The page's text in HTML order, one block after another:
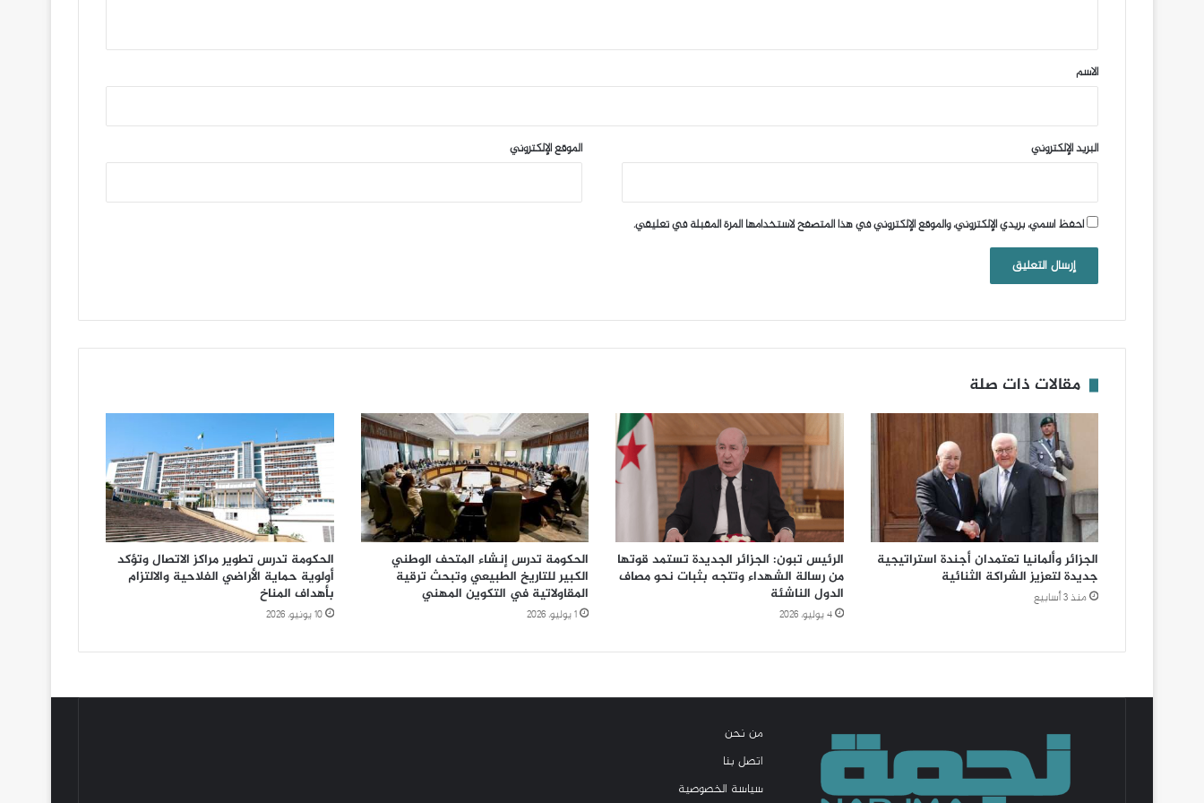
*
الاسم
البريد الإلكتروني الموقع الإلكتروني
احفظ اسمي، بريدي الإلكتروني، والموقع الإلكتروني في هذا المتصفح لاستخدامها المرة المقبلة في تعليقي.
مقالات ذات صلة
الجزائر وألمانيا تعتمدان أجندة استراتيجية
جديدة لتعزيز الشراكة الثنائية
منذ 3 أسابيع
الرئيس تبون: الجزائر الجديدة تستمد قوتها
من رسالة الشهداء وتتجه بثبات نحو مصاف
الدول الناشئة
4 يوليو، 2026
الحكومة تدرس إنشاء المتحف الوطني
الكبير للتاريخ الطبيعي وتبحث ترقية
المقاولاتية في التكوين المهني
1 يوليو، 2026
الحكومة تدرس تطوير مراكز الاتصال وتؤكد
أولوية حماية الأراضي الفلاحية والالتزام
بأهداف المناخ
10 يونيو، 2026
من نحن
اتصل بنا
سياسة الخصوصية